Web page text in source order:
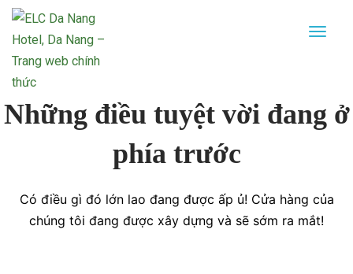
Những điều tuyệt vời đang ở
phía trước
Có điều gì đó lớn lao đang được ấp ủ! Cửa hàng của
chúng tôi đang được xây dựng và sẽ sớm ra mắt!